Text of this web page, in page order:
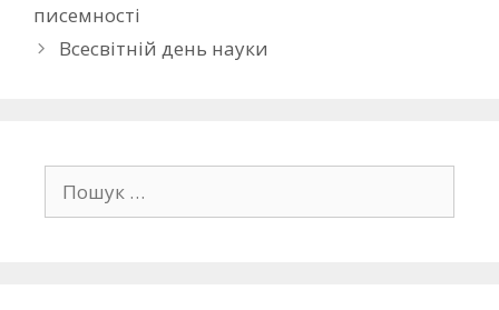
писемності
Всесвітній день науки